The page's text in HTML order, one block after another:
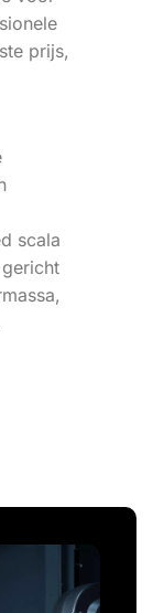
prijs,
scala